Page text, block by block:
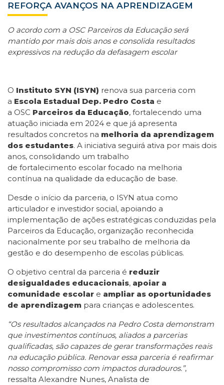
REFORÇA AVANÇOS NA APRENDIZAGEM
O acordo com a OSC Parceiros da Educação será
mantido por mais dois anos e consolida resultados
expressivos na redução da defasagem escolar
O Instituto SYN (ISYN) renova sua parceria com
a Escola Estadual Dep. Pedro Costa e
a OSC Parceiros da Educação, fortalecendo uma
atuação iniciada em 2024 e que já apresenta
resultados concretos na melhoria da aprendizagem
dos estudantes. A iniciativa seguirá ativa por mais dois
anos, consolidando um trabalho
de fortalecimento escolar focado na melhoria
contínua na qualidade da educação de base.
Desde o início da parceria, o ISYN atua como
articulador e investidor social, apoiando a
implementação de ações estratégicas conduzidas pela
Parceiros da Educação, organização reconhecida
nacionalmente por seu trabalho de melhoria da
gestão e do desempenho de escolas públicas.
O objetivo central da parceria é reduzir
desigualdades educacionais, apoiar a
comunidade escolar e ampliar as oportunidades
de aprendizagem para crianças e adolescentes.
“Os resultados alcançados na Pedro Costa demonstram
que investimentos contínuos, aliados a parcerias
qualificadas, são capazes de gerar transformações reais
na educação pública. Renovar essa parceria é reafirmar
nosso compromisso com impactos duradouros.”,
ressalta Alexandre Nunes, Analista de